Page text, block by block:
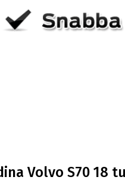
Volvo S70 18